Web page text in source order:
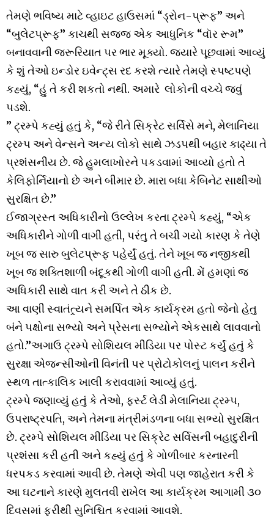
તેમણે ભવિષ્ય માટે વ્હાઇટ હાઉસમાં “ડ્રોન-પ્રૂફ” અને
“બુલેટપ્રૂફ” કાચથી સજ્જ એક આધુનિક “વૉર રૂમ”
બનાવવાની જરૂરિયાત પર ભાર મૂક્યો. જ્યારે પૂછવામાં આવ્યું
કે શું તેઓ ઇન્ડોર ઇવેન્ટ્સ રદ કરશે ત્યારે તેમણે સ્પષ્ટપણે
કહ્યું, “હું તે કરી શકતો નથી. અમારે લોકોની વચ્ચે જવું
પડશે.
” ટ્રમ્પે કહ્યું હતું કે, “જે રીતે સિક્રેટ સર્વિસે મને, મેલાનિયા
ટ્રમ્પ અને વેન્સને અન્ય લોકો સાથે ઝડપથી બહાર કાઢ્યા તે
પ્રશંસનીય છે. જે હુમલાખોરને પકડવામાં આવ્યો હતો તે
કેલિફોર્નિયાનો છે અને બીમાર છે. મારા બધા કેબિનેટ સાથીઓ
સુરક્ષિત છે.”
ઈજાગ્રસ્ત અધિકારીનો ઉલ્લેખ કરતા ટ્રમ્પે કહ્યું, “એક
અધિકારીને ગોળી વાગી હતી, પરંતુ તે બચી ગયો કારણ કે તેણે
ખૂબ જ સારુ બુલેટપ્રૂફ પહેર્યું હતું. તેને ખૂબ જ નજીકથી
ખૂબ જ શક્તિશાળી બંદૂકથી ગોળી વાગી હતી. મેં હમણાં જ
અધિકારી સાથે વાત કરી અને તે ઠીક છે.
આ વાણી સ્વાતંત્ર્યને સમર્પિત એક કાર્યક્રમ હતો જેનો હેતુ
બંને પક્ષોના સભ્યો અને પ્રેસના સભ્યોને એકસાથે લાવવાનો
હતો.”અગાઉ ટ્રમ્પે સોશિયલ મીડિયા પર પોસ્ટ કર્યું હતું કે
સુરક્ષા એજન્સીઓની વિનંતી પર પ્રોટોકોલનું પાલન કરીને
સ્થળ તાત્કાલિક ખાલી કરાવવામાં આવ્યું હતું.
ટ્રમ્પે જણાવ્યું હતું કે તેઓ, ફર્સ્ટ લેડી મેલાનિયા ટ્રમ્પ,
ઉપરાષ્ટ્રપતિ, અને તેમના મંત્રીમંડળના બધા સભ્યો સુરક્ષિત
છે. ટ્રમ્પે સોશિયલ મીડિયા પર સિક્રેટ સર્વિસની બહાદુરીની
પ્રશંસા કરી હતી અને કહ્યું હતું કે ગોળીબાર કરનારની
ધરપકડ કરવામાં આવી છે. તેમણે એવી પણ જાહેરાત કરી કે
આ ઘટનાને કારણે મુલતવી રાખેલ આ કાર્યક્રમ આગામી ૩૦
દિવસમાં ફરીથી સુનિશ્ચિત કરવામાં આવશે.